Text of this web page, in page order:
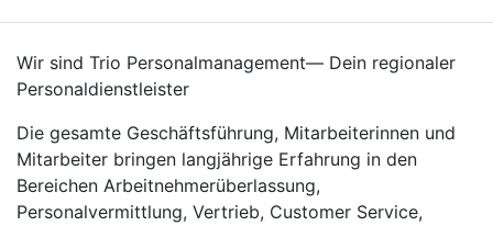
Wir sind Trio Personalmanagement— Dein regionaler
Personaldienstleister
Die gesamte Geschäftsführung, Mitarbeiterinnen und
Mitarbeiter bringen langjährige Erfahrung in den
Bereichen Arbeitnehmerüberlassung,
Personalvermittlung, Vertrieb, Customer Service,